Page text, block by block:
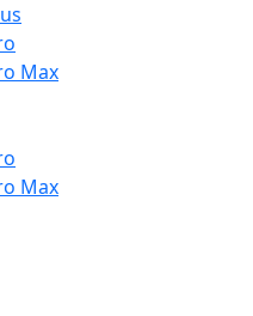
Max
Max